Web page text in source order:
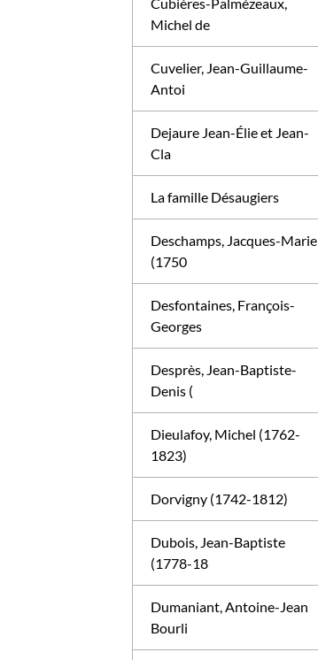
Michel de
Cuvelier, Jean-Guillaume-
Antoi
Dejaure Jean-Élie et Jean-
Cla
La famille Désaugiers
Deschamps, Jacques-Marie
(1750
Desfontaines, François-
Georges
Desprès, Jean-Baptiste-
Denis (
Dieulafoy, Michel (1762-
1823)
Dorvigny (1742-1812)
Dubois, Jean-Baptiste
(1778-18
Dumaniant, Antoine-Jean
Bourli